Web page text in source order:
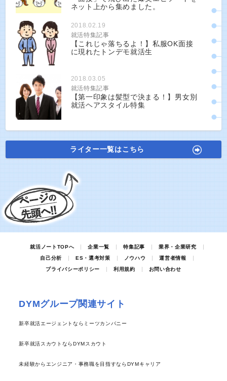
ネット上から集めました。
2018.02.19
就活特集記事
【これじゃ落ちるよ！】私服OK面接
に現れたトンデモ就活生
2018.03.05
就活特集記事
【第一印象は髪型で決まる！】男女別
就活ヘアスタイル特集
ライター一覧はこちら
就活ノートTOPへ 企業一覧 特集記事
業界・企業研究
自己分析
ES・選考対策 ノウハウ
運営者情報
プライバシーポリシー
利用規約 お問い合わせ
DYMグループ関連サイト
新卒就活エージェントならミーツカンパニー
新卒就活スカウトならDYMスカウト
未経験からエンジニア・事務職を目指すならDYMキャリア